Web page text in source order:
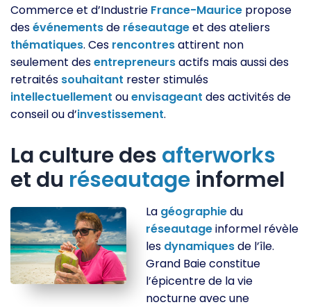
Commerce et d’Industrie France-Maurice propose
desévénementsde réseautageet des ateliers
thématiques. Ces rencontresattirent non
seulement desentrepreneursactifs mais aussi des
retraités souhaitant rester stimulés
intellectuellement ouenvisageant des activités de
conseil ou d’investissement.
La culture des afterworks
et du réseautage informel
La géographiedu
réseautageinformel révèle
les dynamiquesde l’île.
Grand Baie constitue
l’épicentre de la vie
nocturne avec une